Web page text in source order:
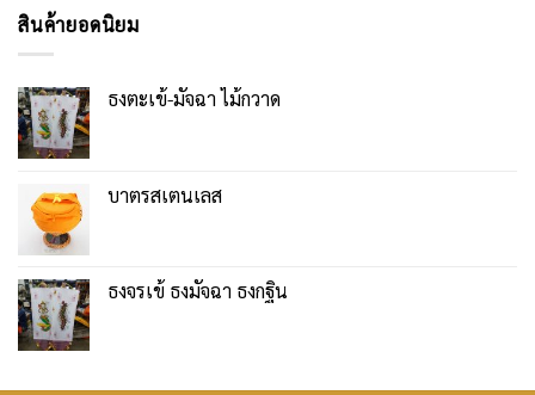
สินค้ายอดนิยม
ธงตะเข้-มัจฉา ไม้กวาด
บาตรสเตนเลส
ธงจรเข้ ธงมัจฉา ธงกฐิน